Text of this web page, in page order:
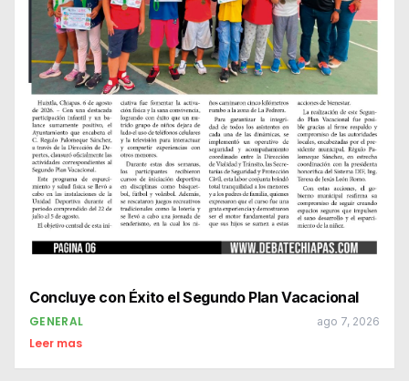
Concluye con Éxito el Segundo Plan Vacacional
GENERAL ago 7, 2026
Leer mas